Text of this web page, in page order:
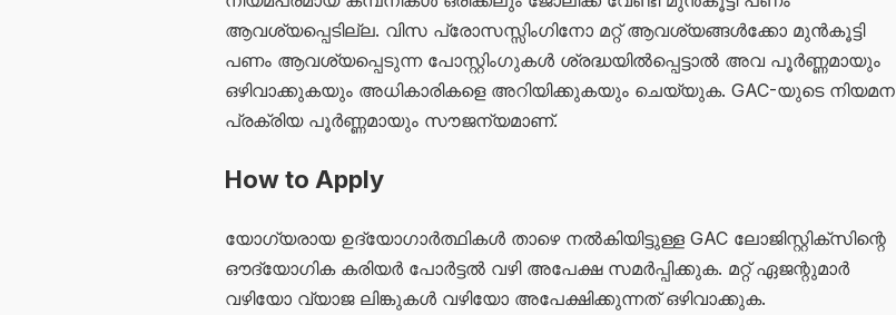
ആവശ്യപ്പെടില്ല. വിസ പ്രോസസ്സിംഗിനോ മറ്റ് ആവശ്യങ്ങൾക്കോ മുൻകൂട്ടി
പണം ആവശ്യപ്പെടുന്ന പോസ്റ്റിംഗുകൾ ശ്രദ്ധയിൽപ്പെട്ടാൽ അവ പൂർണ്ണമായും
ഒഴിവാക്കുകയും അധികാരികളെ അറിയിക്കുകയും ചെയ്യുക. GAC-യുടെ നിയമന
പ്രക്രിയ പൂർണ്ണമായും സൗജന്യമാണ്.
How to Apply
യോഗ്യരായ ഉദ്യോഗാർത്ഥികൾ താഴെ നൽകിയിട്ടുള്ള GAC ലോജിസ്റ്റിക്സിന്റെ
ഔദ്യോഗിക കരിയർ പോർട്ടൽ വഴി അപേക്ഷ സമർപ്പിക്കുക. മറ്റ് ഏജന്റുമാർ
വഴിയോ വ്യാജ ലിങ്കുകൾ വഴിയോ അപേക്ഷിക്കുന്നത് ഒഴിവാക്കുക.